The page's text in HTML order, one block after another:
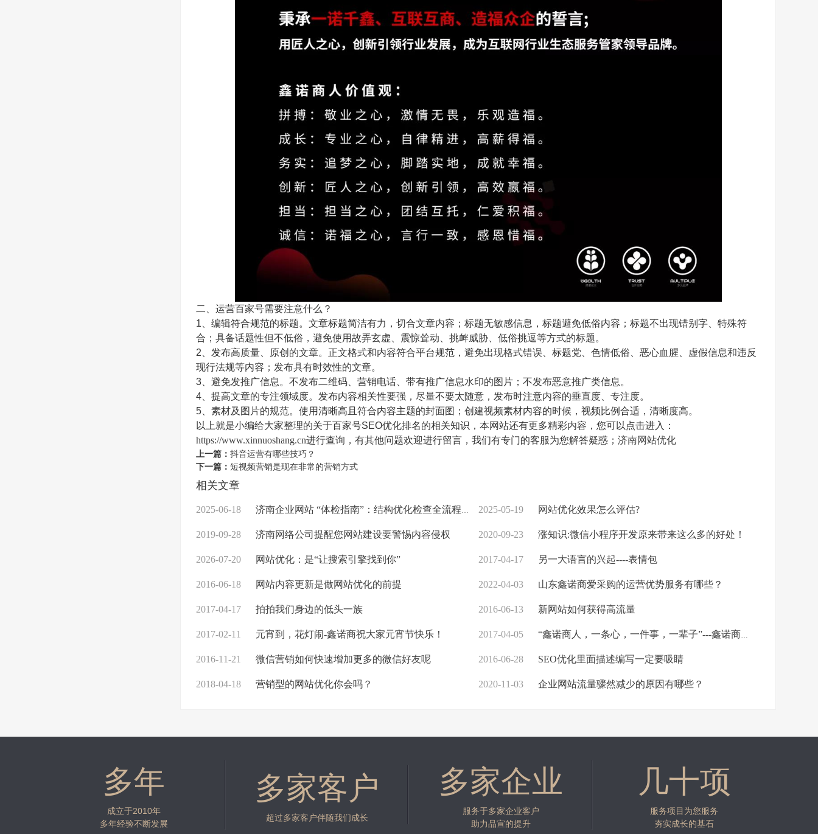
二、运营百家号需要注意什么？
1、编辑符合规范的标题。文章标题简洁有力，切合文章内容；标题无敏感信息，标题避免低俗内容；标题不出现错别字、特殊符
合；具备话题性但不低俗，避免使用故弄玄虚、震惊耸动、挑衅威胁、低俗挑逗等方式的标题。
2、发布高质量、原创的文章。正文格式和内容符合平台规范，避免出现格式错误、标题党、色情低俗、恶心血腥、虚假信息和违反
现行法规等内容；发布具有时效性的文章。
3、避免发推广信息。不发布二维码、营销电话、带有推广信息水印的图片；不发布恶意推广类信息。
4、提高文章的专注领域度。发布内容相关性要强，尽量不要太随意，发布时注意内容的垂直度、专注度。
5、素材及图片的规范。使用清晰高且符合内容主题的封面图；创建视频素材内容的时候，视频比例合适，清晰度高。
以上就是小编给大家整理的关于百家号SEO优化排名的相关知识，本网站还有更多精彩内容，您可以点击进入：
https://www.xinnuoshang.cn进行查询，有其他问题欢迎进行留言，我们有专门的客服为您解答疑惑； 济南网站优化
上一篇： 抖音运营有哪些技巧？
下一篇： 短视频营销是现在非常的营销方式
相关文章
2025-06-18 济南企业网站 “体检指南”：结构优化检查全流程拆解 2025-05-19 网站优化效果怎么评估?
2019-09-28 济南网络公司提醒您网站建设要警惕内容侵权 2020-09-23 涨知识:微信小程序开发原来带来这么多的好处！
2026-07-20 网站优化：是“让搜索引擎找到你” 2017-04-17 另一大语言的兴起----表情包
2016-06-18 网站内容更新是做网站优化的前提 2022-04-03 山东鑫诺商爱采购的运营优势服务有哪些？
2017-04-17 拍拍我们身边的低头一族 2016-06-13 新网站如何获得高流量
2017-02-11 元宵到，花灯闹-鑫诺商祝大家元宵节快乐！ 2017-04-05 “鑫诺商人，一条心，一件事，一辈子”---鑫诺商举行3月份销售总结大会
2016-11-21 微信营销如何快速增加更多的微信好友呢 2016-06-28 SEO优化里面描述编写一定要吸睛
2018-04-18 营销型的网站优化你会吗？ 2020-11-03 企业网站流量骤然减少的原因有哪些？
多年
成立于2010年
多年经验不断发展
多家客户
超过多家客户伴随我们成长
多家企业
服务于多家企业客户
助力品宣的提升
几十项
服务项目为您服务
夯实成长的基石